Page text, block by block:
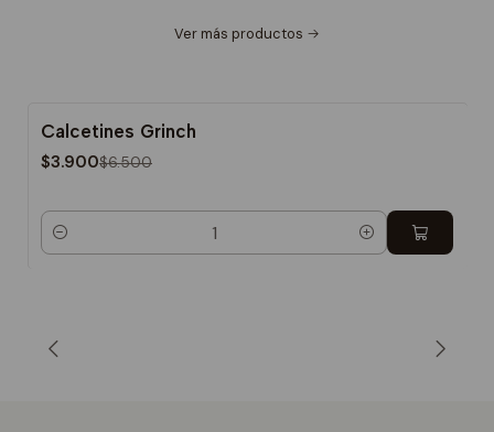
Ver más productos
-40%
Calcetines Grinch
$3.900$6.500
Cantidad